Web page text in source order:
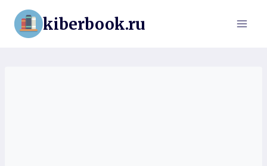
Перейти
содержимому
kiberbook.ru